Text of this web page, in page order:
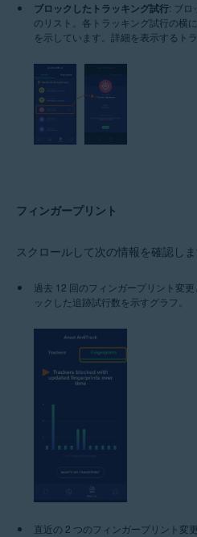
ブロックしたトラッキング試行: ブロ
のリスト。各トラッキング試行の横
を示しています。詳細を表示するト
フィンガープリント
スクロールして次の情報を確認しま
過去 12 回のフィンガープリント変
ックした追跡試行数を示すグラフ。
直近の 2 つのフィンガープリント変